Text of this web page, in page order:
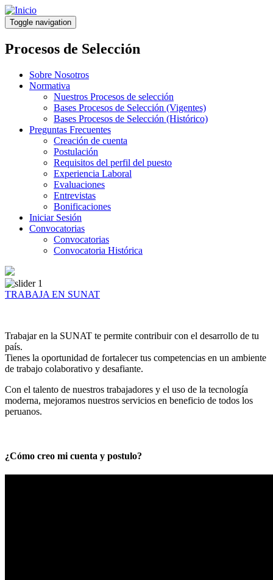
Pasar
al
contenido
principal
Toggle navigation
Procesos de Selección
Sobre Nosotros
Normativa
Nuestros Procesos de selección
Bases Procesos de Selección (Vigentes)
Bases Procesos de Selección (Histórico)
Preguntas Frecuentes
Creación de cuenta
Postulación
Requisitos del perfil del puesto
Experiencia Laboral
Evaluaciones
Entrevistas
Bonificaciones
Iniciar Sesión
Convocatorias
Convocatorias
Convocatoria Histórica
TRABAJA EN SUNAT
Trabajar en la SUNAT te permite contribuir con el desarrollo de tu
país.
Tienes la oportunidad de fortalecer tus competencias en un ambiente
de trabajo colaborativo y desafiante.
Con el talento de nuestros trabajadores y el uso de la tecnología
moderna, mejoramos nuestros servicios en beneficio de todos los
peruanos.
¿Cómo creo mi cuenta y postulo?